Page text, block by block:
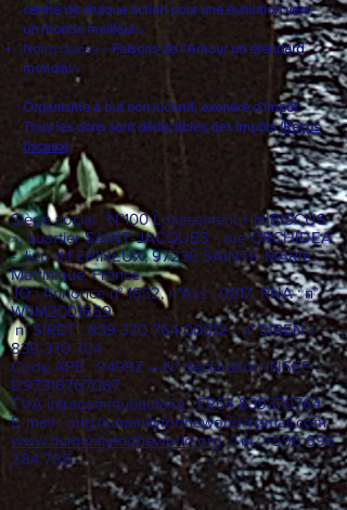
centre de chaque action pour une évolution vers
un monde meilleur»
Notre devise « Faisons de l’Amour un étendard
mondial »
Organisme à but non lucratif, exonéré d'impôt.
Tous les dons sont déductibles des impôts (Reçus
fiscaux).
Siège social : N°100 Lotissement « HIBISCUS
», quartier SAINT-JACQUES - rue ORCHIDEA
- lieu-dit EPINEUX, 97230 SAINTE-MARIE.
Martinique. France
JO : Annonce n° 1832, n°Ass : 0017, RNA : n°
W9M2001659
n° SIRET : 839 370 764 00012- n° SIREN :
839 370 764
Code APE : 9499Z – N° déclaration INSEE :
D97316767067
TVA intracommunautaire : FR64839370764
E-mail : ong.humanityfortheworld@gmail.com
www.humanityfortheworld.orgTel : +596 696
284 788